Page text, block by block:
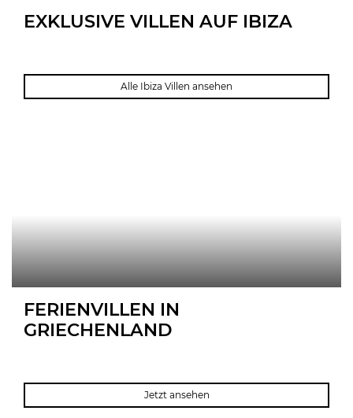
EXKLUSIVE VILLEN AUF IBIZA
Alle Ibiza Villen ansehen
FERIENVILLEN IN
GRIECHENLAND
Jetzt ansehen